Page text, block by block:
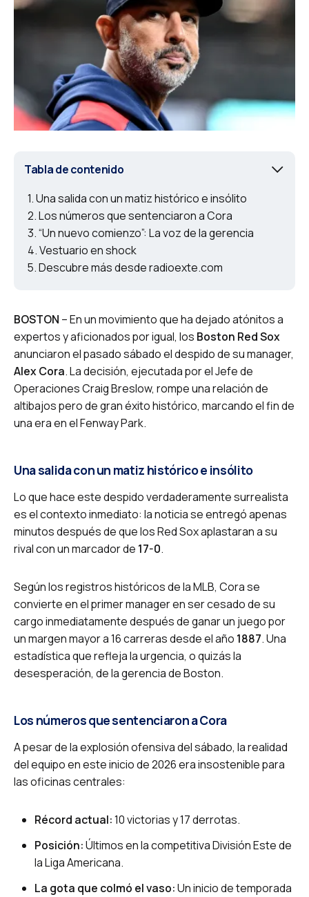
Tabla de contenido
Una salida con un matiz histórico e insólito
Los números que sentenciaron a Cora
“Un nuevo comienzo”: La voz de la gerencia
Vestuario en shock
Descubre más desde radioexte.com
BOSTON – En un movimiento que ha dejado atónitos a
expertos y aficionados por igual, los Boston Red Sox
anunciaron el pasado sábado el despido de su manager,
Alex Cora. La decisión, ejecutada por el Jefe de
Operaciones Craig Breslow, rompe una relación de
altibajos pero de gran éxito histórico, marcando el fin de
una era en el Fenway Park.
Una salida con un matiz histórico e insólito
Lo que hace este despido verdaderamente surrealista
es el contexto inmediato: la noticia se entregó apenas
minutos después de que los Red Sox aplastaran a su
rival con un marcador de 17-0.
Según los registros históricos de la MLB, Cora se
convierte en el primer manager en ser cesado de su
cargo inmediatamente después de ganar un juego por
un margen mayor a 16 carreras desde el año 1887. Una
estadística que refleja la urgencia, o quizás la
desesperación, de la gerencia de Boston.
Los números que sentenciaron a Cora
A pesar de la explosión ofensiva del sábado, la realidad
del equipo en este inicio de 2026 era insostenible para
las oficinas centrales:
Récord actual:10 victorias y 17 derrotas.
Posición:Últimos en la competitiva División Este de
la Liga Americana.
La gota que colmó el vaso:Un inicio de temporada